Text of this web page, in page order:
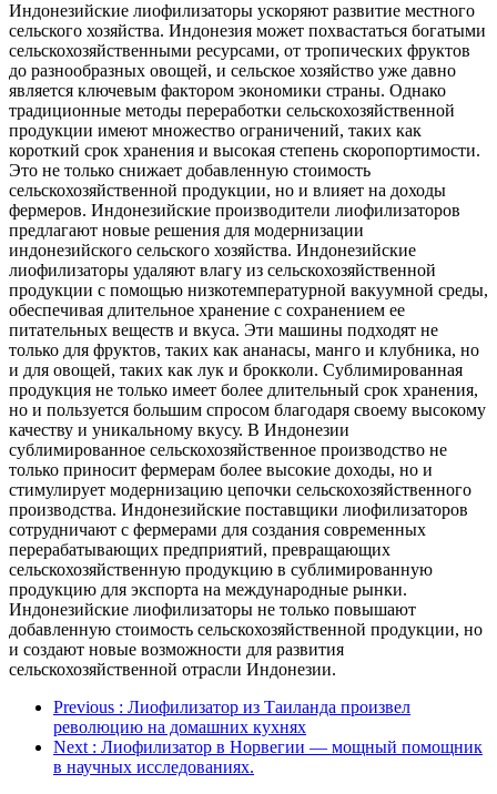
Индонезийские лиофилизаторы ускоряют развитие местного
сельского хозяйства. Индонезия может похвастаться богатыми
сельскохозяйственными ресурсами, от тропических фруктов
до разнообразных овощей, и сельское хозяйство уже давно
является ключевым фактором экономики страны. Однако
традиционные методы переработки сельскохозяйственной
продукции имеют множество ограничений, таких как
короткий срок хранения и высокая степень скоропортимости.
Это не только снижает добавленную стоимость
сельскохозяйственной продукции, но и влияет на доходы
фермеров. Индонезийские производители лиофилизаторов
предлагают новые решения для модернизации
индонезийского сельского хозяйства. Индонезийские
лиофилизаторы удаляют влагу из сельскохозяйственной
продукции с помощью низкотемпературной вакуумной среды,
обеспечивая длительное хранение с сохранением ее
питательных веществ и вкуса. Эти машины подходят не
только для фруктов, таких как ананасы, манго и клубника, но
и для овощей, таких как лук и брокколи. Сублимированная
продукция не только имеет более длительный срок хранения,
но и пользуется большим спросом благодаря своему высокому
качеству и уникальному вкусу. В Индонезии
сублимированное сельскохозяйственное производство не
только приносит фермерам более высокие доходы, но и
стимулирует модернизацию цепочки сельскохозяйственного
производства. Индонезийские поставщики лиофилизаторов
сотрудничают с фермерами для создания современных
перерабатывающих предприятий, превращающих
сельскохозяйственную продукцию в сублимированную
продукцию для экспорта на международные рынки.
Индонезийские лиофилизаторы не только повышают
добавленную стоимость сельскохозяйственной продукции, но
и создают новые возможности для развития
сельскохозяйственной отрасли Индонезии.
Previous : Лиофилизатор из Таиланда произвел
революцию на домашних кухнях
Next : Лиофилизатор в Норвегии — мощный помощник
в научных исследованиях.